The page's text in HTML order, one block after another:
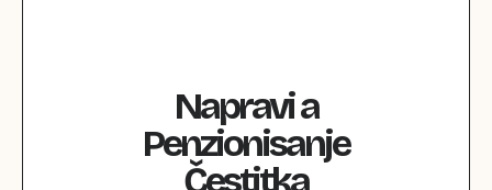
Napravia
Penzionisanje
Čestitka